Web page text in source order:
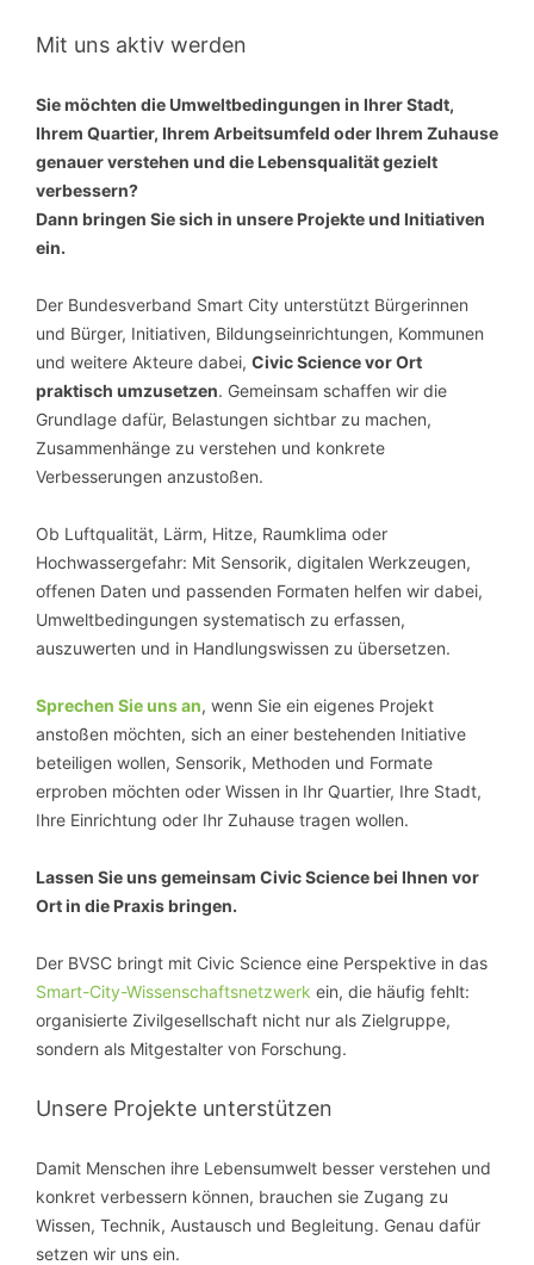
Mit uns aktiv werden
Sie möchten die Umweltbedingungen in Ihrer Stadt,
Ihrem Quartier, Ihrem Arbeitsumfeld oder Ihrem Zuhause
genauer verstehen und die Lebensqualität gezielt
verbessern?
Dann bringen Sie sich in unsere Projekte und Initiativen
ein.
Der Bundesverband Smart City unterstützt Bürgerinnen
und Bürger, Initiativen, Bildungseinrichtungen, Kommunen
und weitere Akteure dabei, Civic Science vor Ort
praktisch umzusetzen. Gemeinsam schaffen wir die
Grundlage dafür, Belastungen sichtbar zu machen,
Zusammenhänge zu verstehen und konkrete
Verbesserungen anzustoßen.
Ob Luftqualität, Lärm, Hitze, Raumklima oder
Hochwassergefahr: Mit Sensorik, digitalen Werkzeugen,
offenen Daten und passenden Formaten helfen wir dabei,
Umweltbedingungen systematisch zu erfassen,
auszuwerten und in Handlungswissen zu übersetzen.
Sprechen Sie uns an, wenn Sie ein eigenes Projekt
anstoßen möchten, sich an einer bestehenden Initiative
beteiligen wollen, Sensorik, Methoden und Formate
erproben möchten oder Wissen in Ihr Quartier, Ihre Stadt,
Ihre Einrichtung oder Ihr Zuhause tragen wollen.
Lassen Sie uns gemeinsam Civic Science bei Ihnen vor
Ort in die Praxis bringen.
Der BVSC bringt mit Civic Science eine Perspektive in das
Smart-City-Wissenschaftsnetzwerk ein, die häufig fehlt:
organisierte Zivilgesellschaft nicht nur als Zielgruppe,
sondern als Mitgestalter von Forschung.
Unsere Projekte unterstützen
Damit Menschen ihre Lebensumwelt besser verstehen und
konkret verbessern können, brauchen sie Zugang zu
Wissen, Technik, Austausch und Begleitung. Genau dafür
setzen wir uns ein.